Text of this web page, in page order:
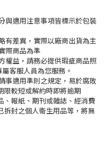
與適用注意事項皆標示於包裝
有差異，實際以廠商出貨為主
際商品為準
權益，請務必提供瑕疵商品照
客服人員為您服務。
事適用準則之規定，易於腐敗
限較短或解約時即將逾期
、報紙、期刊或雜誌、經消費
封之個人衛生用品等，將無